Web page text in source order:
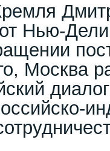
Нью-
Москва